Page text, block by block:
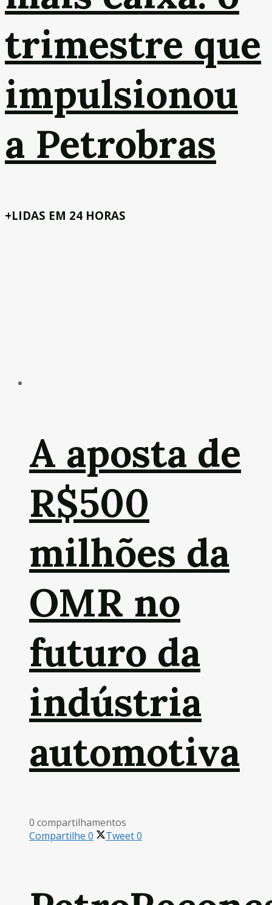
trimestre que
impulsionou
a Petrobras
+LIDAS EM 24 HORAS
A aposta de
R$500
milhões da
OMR no
futuro da
indústria
automotiva
0 compartilhamentos
Compartilhe 0 Tweet0